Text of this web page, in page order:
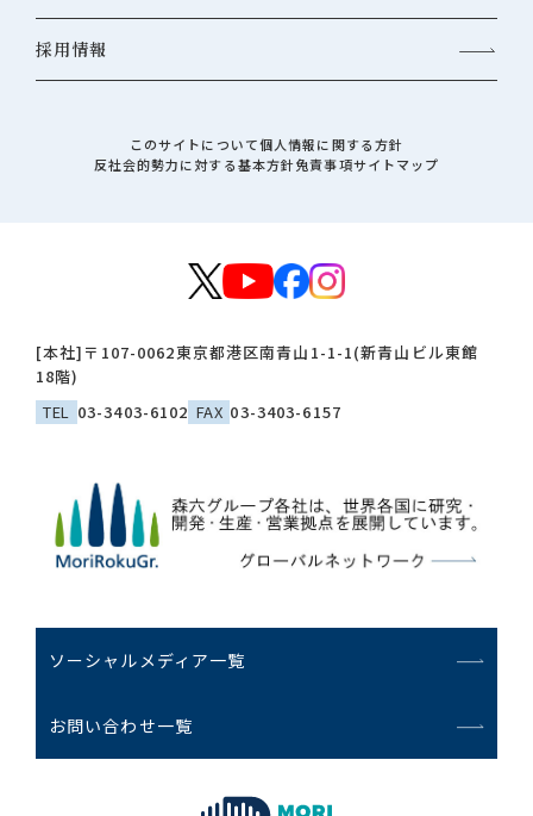
[本社] 〒107-0062東京都港区南青山1-1-1(新青山ビル東館
18階)
TEL 03-3403-6102 FAX 03-3403-6157
ソーシャルメディア一覧
お問い合わせ一覧
採用情報
このサイトについて個人情報に関する方針
反社会的勢力に対する基本方針免責事項サイトマップ